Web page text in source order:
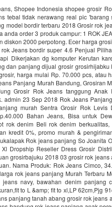
Shopee Indonesia shopee grosir
tebal tidak nerawang real pic
model bordir terbaru 2018 Grosir rok
anda order 3 produk campur: 1 ROK
diskon 2000 perpotong. Ecer harga
Jeans bordir super 4.6 Penjual
Dikerjakan dg komputer Kerutan
dan panjang dijual grosir
harga mulai Rp. 70.000 pcs, atau
Panjang Murah Bandung, Grosiran
Grosir Rok Jeans tanggung Anak
admin 23 Sep 2018 Rok Jeans
murah Sentra Grosir Rok Levis
Bahan Jeans, Bisa untuk
rok denim Beli rok denim
kredit 0%, promo murah &
Rok jeans panjang So Joanita
Dropship Reseller Dress Grosir
grosirbajuku 2018 03 grosir rok
Nama Produk: Rok Jeans Cimco,
rok jeans panjang Murah Terbaru
navy, bawahan denim panjang
to L &amp; fit to xl,LP 62cm,Pjg
panjang tanah abang grosir rok